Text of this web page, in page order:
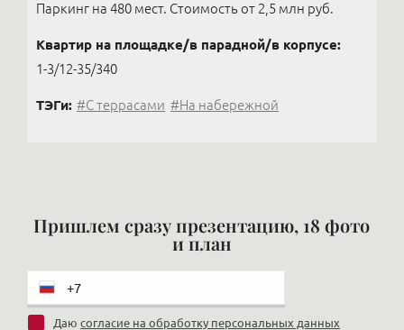
Паркинг на 480 мест. Стоимость от 2,5 млн руб.
Квартир на площадке/в парадной/в корпусе:
1-3/12-35/340
ТЭГи: #С террасами #На набережной
Пришлем сразу презентацию, 18 фото
и план
Даю согласие на обработку персональных данных